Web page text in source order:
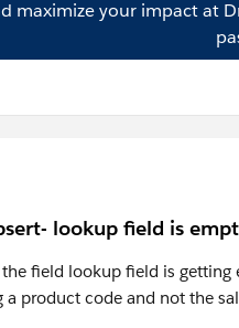
maximize your impact at
lookup field is
field lookup field is getting
product code and not the